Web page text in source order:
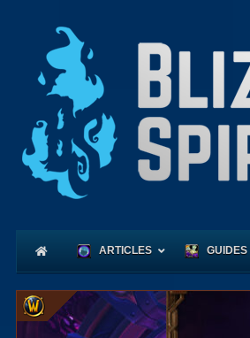
ARTICLES GUIDES